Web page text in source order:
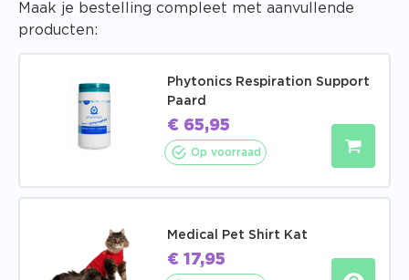
Maak je bestelling compleet met aanvullende
producten:
Phytonics Respiration Support
Paard
€ 65,95
Op voorraad
Medical Pet Shirt Kat
€ 17,95